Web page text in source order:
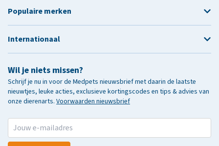
Wil je niets missen?
Schrijf je nu in voor de Medpets nieuwsbrief met daarin de laatste
nieuwtjes, leuke acties, exclusieve kortingscodes en tips & advies van
onze dierenarts. Voorwaarden nieuwsbrief
Populaire merken
Internationaal